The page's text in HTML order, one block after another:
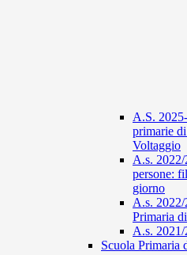
A.S.
primarie
Voltaggio
A.s.
persone:
giorno
A.s. 2022/
Primaria
A.s.
Scuola Primaria